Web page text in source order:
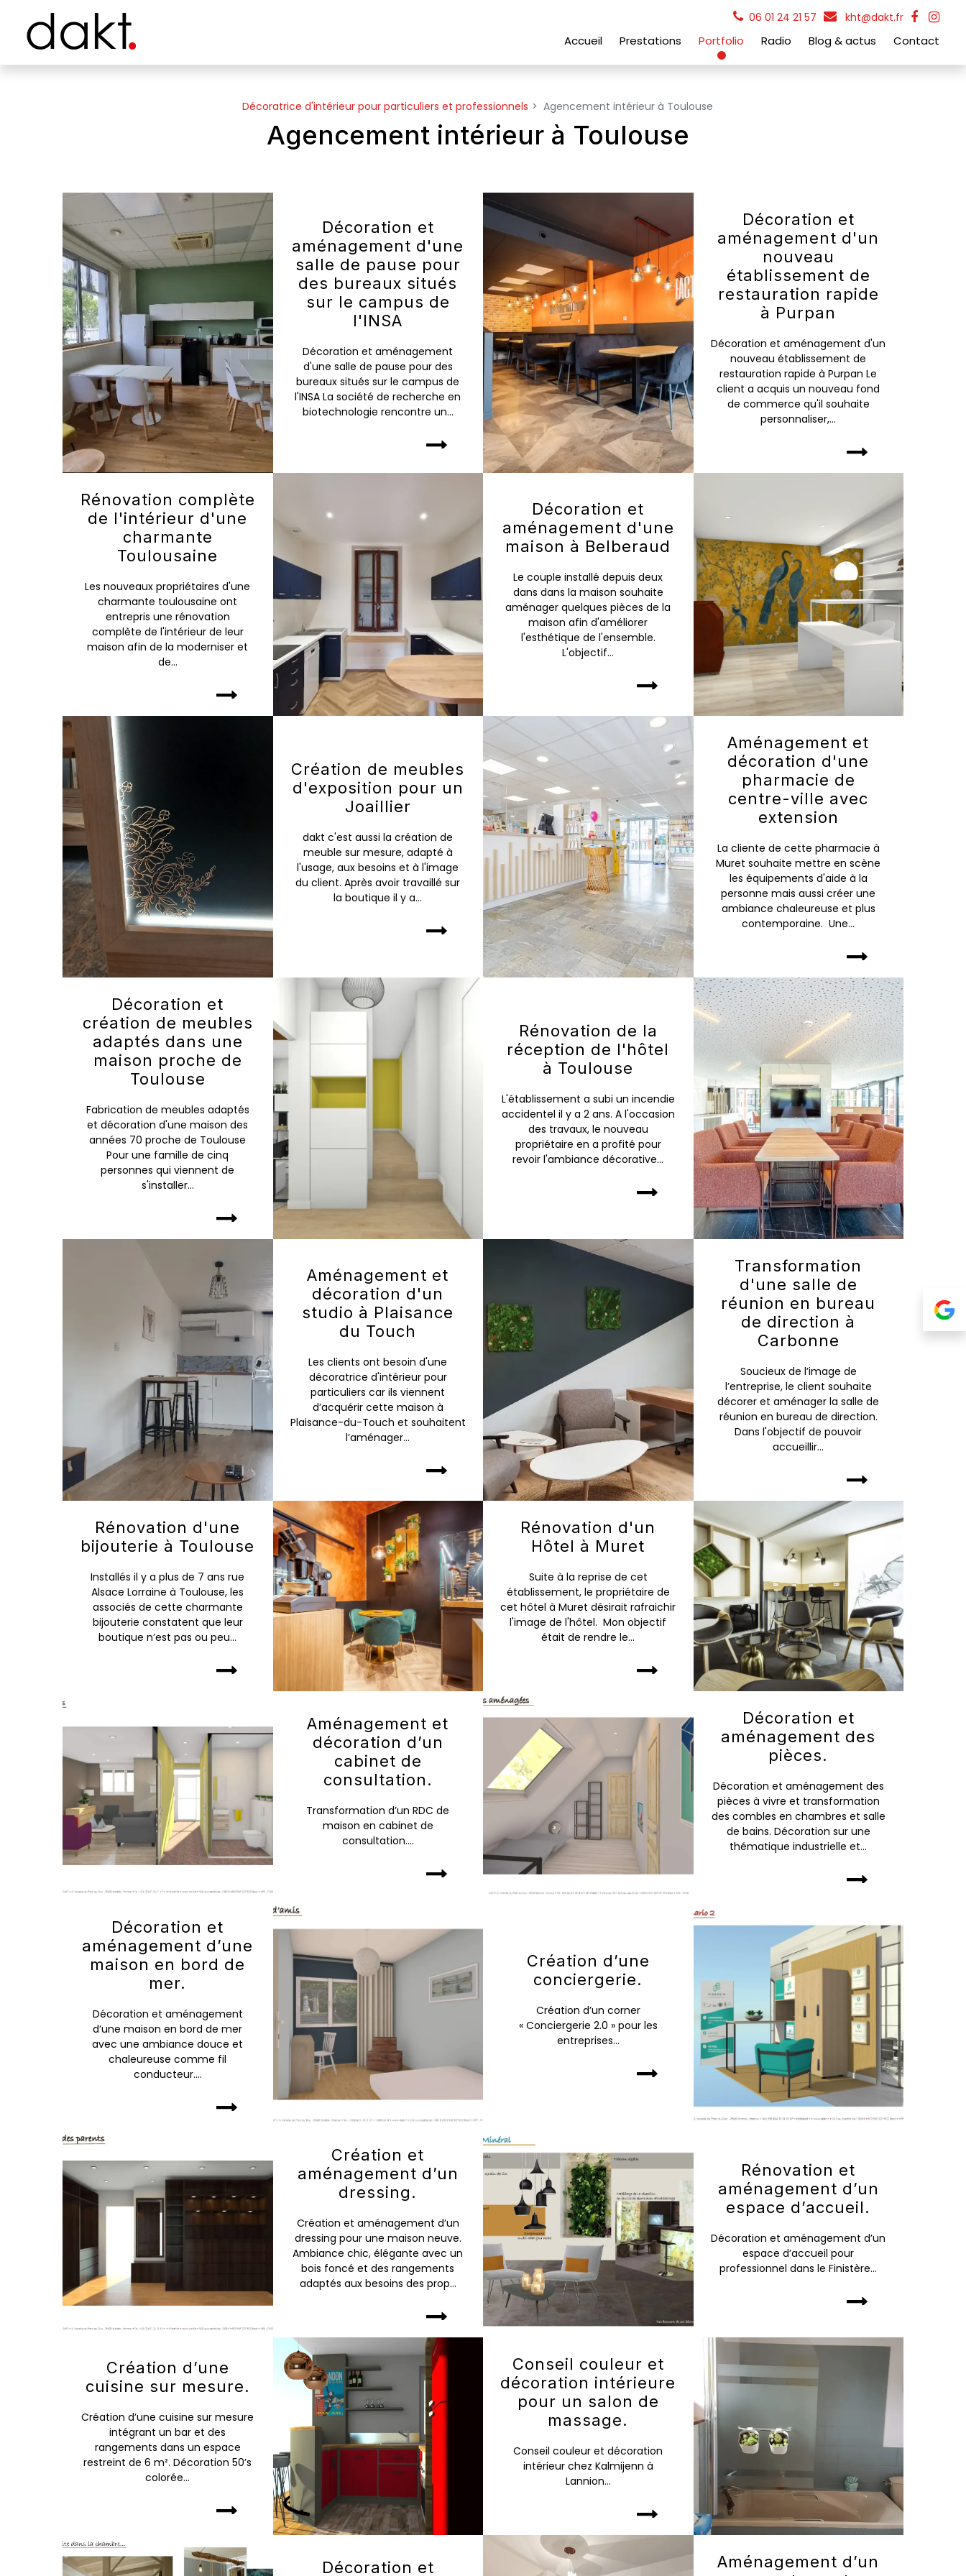
06 01 24 21 57 kht@dakt.fr
Accueil Prestations Portfolio Radio Blog & actus Contact
Décoratrice d'intérieur pour particuliers et professionnels Agencement intérieur à Toulouse
Agencement intérieur à Toulouse
Décoration et
aménagement d'une
salle de pause pour
des bureaux situés
sur le campus de
l'INSA
Décoration et aménagement
d'une salle de pause pour des
bureaux situés sur le campus de
l'INSA La société de recherche en
biotechnologie rencontre un...
Décoration et
aménagement d'un
nouveau
établissement de
restauration rapide
à Purpan
Décoration et aménagement d'un
nouveau établissement de
restauration rapide à Purpan Le
client a acquis un nouveau fond
de commerce qu'il souhaite
personnaliser,...
Rénovation complète
de l'intérieur d'une
charmante
Toulousaine
Les nouveaux propriétaires d'une
charmante toulousaine ont
entrepris une rénovation
complète de l'intérieur de leur
maison afin de la moderniser et
de...
Décoration et
aménagement d'une
maison à Belberaud
Le couple installé depuis deux
dans dans la maison souhaite
aménager quelques pièces de la
maison afin d'améliorer
l'esthétique de l'ensemble.
L'objectif...
Création de meubles
d'exposition pour un
Joaillier
dakt c'est aussi la création de
meuble sur mesure, adapté à
l'usage, aux besoins et à l'image
du client. Après avoir travaillé sur
la boutique il y a...
Aménagement et
décoration d'une
pharmacie de
centre-ville avec
extension
La cliente de cette pharmacie à
Muret souhaite mettre en scène
les équipements d'aide à la
personne mais aussi créer une
ambiance chaleureuse et plus
contemporaine. Une...
Décoration et
création de meubles
adaptés dans une
maison proche de
Toulouse
Fabrication de meubles adaptés
et décoration d'une maison des
années 70 proche de Toulouse
Pour une famille de cinq
personnes qui viennent de
s'installer...
Rénovation de la
réception de l'hôtel
à Toulouse
L'établissement a subi un incendie
accidentel il y a 2 ans. A l'occasion
des travaux, le nouveau
propriétaire en a profité pour
revoir l'ambiance décorative...
Aménagement et
décoration d'un
studio à Plaisance
du Touch
Les clients ont besoin d'une
décoratrice d'intérieur pour
particuliers car ils viennent
d’acquérir cette maison à
Plaisance-du-Touch et souhaitent
l’aménager...
Transformation
d'une salle de
réunion en bureau
de direction à
Carbonne
Soucieux de l’image de
l’entreprise, le client souhaite
décorer et aménager la salle de
réunion en bureau de direction.
Dans l'objectif de pouvoir
accueillir...
Rénovation d'une
bijouterie à Toulouse
Installés il y a plus de 7 ans rue
Alsace Lorraine à Toulouse, les
associés de cette charmante
bijouterie constatent que leur
boutique n’est pas ou peu...
Rénovation d'un
Hôtel à Muret
Suite à la reprise de cet
établissement, le propriétaire de
cet hôtel à Muret désirait rafraichir
l'image de l'hôtel. Mon objectif
était de rendre le...
Aménagement et
décoration d’un
cabinet de
consultation.
Transformation d’un RDC de
maison en cabinet de
consultation....
Décoration et
aménagement des
pièces.
Décoration et aménagement des
pièces à vivre et transformation
des combles en chambres et salle
de bains. Décoration sur une
thématique industrielle et...
Décoration et
aménagement d’une
maison en bord de
mer.
Décoration et aménagement
d’une maison en bord de mer
avec une ambiance douce et
chaleureuse comme fil
conducteur....
Création d’une
conciergerie.
Création d’un corner
« Conciergerie 2.0 » pour les
entreprises...
Création et
aménagement d’un
dressing.
Création et aménagement d’un
dressing pour une maison neuve.
Ambiance chic, élégante avec un
bois foncé et des rangements
adaptés aux besoins des prop...
Rénovation et
aménagement d’un
espace d’accueil.
Décoration et aménagement d’un
espace d’accueil pour
professionnel dans le Finistère...
Création d’une
cuisine sur mesure.
Création d’une cuisine sur mesure
intégrant un bar et des
rangements dans un espace
restreint de 6 m². Décoration 50’s
colorée...
Conseil couleur et
décoration intérieure
pour un salon de
massage.
Conseil couleur et décoration
intérieur chez Kalmijenn à
Lannion...
Décoration et
Aménagement d’un